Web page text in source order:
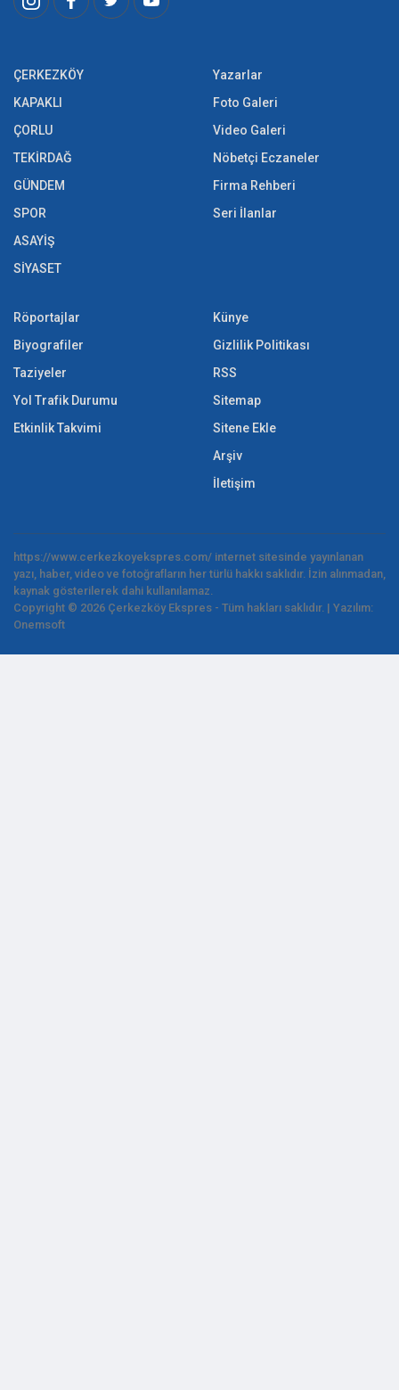
ÇERKEZKÖY
KAPAKLI
ÇORLU
TEKİRDAĞ
GÜNDEM
SPOR
ASAYİŞ
SİYASET
Yazarlar
Foto Galeri
Video Galeri
Nöbetçi Eczaneler
Firma Rehberi
Seri İlanlar
Röportajlar
Biyografiler
Taziyeler
Yol Trafik Durumu
Etkinlik Takvimi
Künye
Gizlilik Politikası
RSS
Sitemap
Sitene Ekle
Arşiv
İletişim
https://www.cerkezkoyekspres.com/ internet sitesinde yayınlanan
yazı, haber, video ve fotoğrafların her türlü hakkı saklıdır. İzin alınmadan,
kaynak gösterilerek dahi kullanılamaz.
Copyright © 2026 Çerkezköy Ekspres - Tüm hakları saklıdır. | Yazılım:
Onemsoft